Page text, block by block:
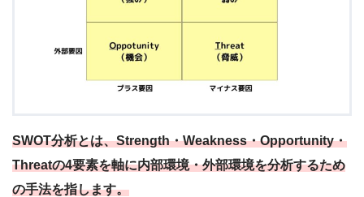
SWOT分析とは、Strength・Weakness・Opportunity・
Threatの4要素を軸に内部環境・外部環境を分析するため
の手法を指します。